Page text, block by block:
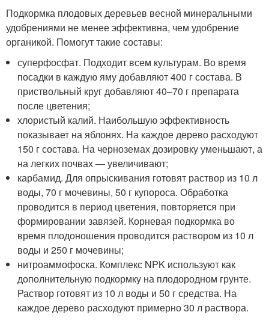
Подкормка плодовых деревьев весной минеральными
удобрениями не менее эффективна, чем удобрение
органикой. Помогут такие составы:
суперфосфат. Подходит всем культурам. Во время
посадки в каждую яму добавляют 400 г состава. В
приствольный круг добавляют 40–70 г препарата
после цветения;
хлористый калий. Наибольшую эффективность
показывает на яблонях. На каждое дерево расходуют
150 г состава. На черноземах дозировку уменьшают, а
на легких почвах — увеличивают;
карбамид. Для опрыскивания готовят раствор из 10 л
воды, 70 г мочевины, 50 г купороса. Обработка
проводится в период цветения, повторяется при
формировании завязей. Корневая подкормка во
время плодоношения проводится раствором из 10 л
воды и 250 г мочевины;
нитроаммофоска. Комплекс NPK используют как
дополнительную подкормку на плодородном грунте.
Раствор готовят из 10 л воды и 50 г средства. На
каждое дерево расходуют примерно 30 л раствора.